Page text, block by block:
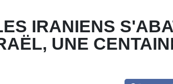
IRANIENS
UNE